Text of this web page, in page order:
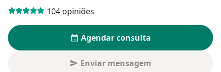
104 opiniões
Agendar consulta
Enviar mensagem